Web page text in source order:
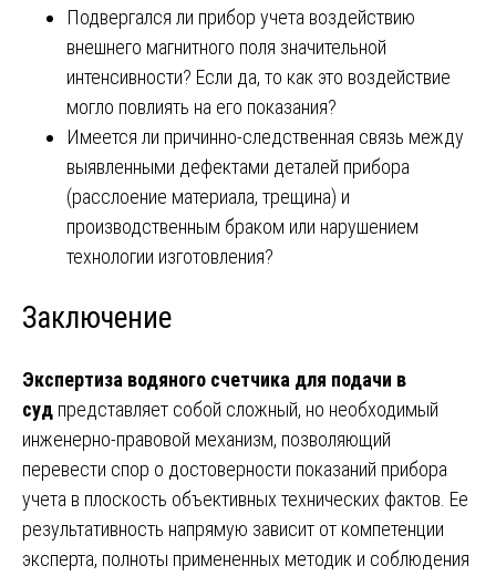
Подвергался ли прибор учета воздействию
внешнего магнитного поля значительной
интенсивности? Если да, то как это воздействие
могло повлиять на его показания?
Имеется ли причинно-следственная связь между
выявленными дефектами деталей прибора
(расслоение материала, трещина) и
производственным браком или нарушением
технологии изготовления?
Заключение
Экспертиза водяного счетчика для подачи в
суд представляет собой сложный, но необходимый
инженерно-правовой механизм, позволяющий
перевести спор о достоверности показаний прибора
учета в плоскость объективных технических фактов. Ее
результативность напрямую зависит от компетенции
эксперта, полноты примененных методик и соблюдения